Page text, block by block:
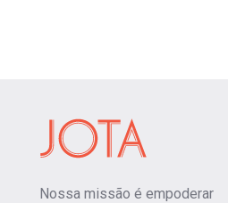
Nossa missão é empoderar